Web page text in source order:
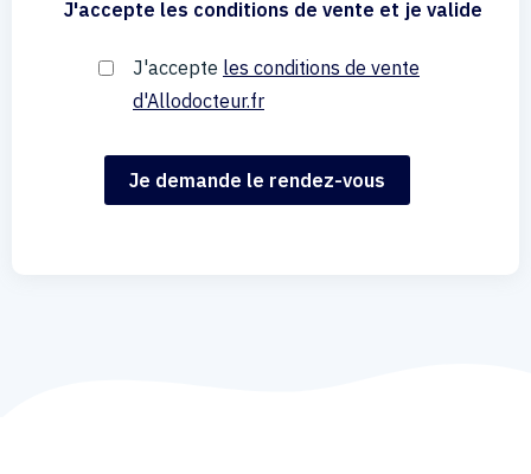
J'accepte les conditions de vente et je valide
J'accepte les conditions de vente
d'Allodocteur.fr